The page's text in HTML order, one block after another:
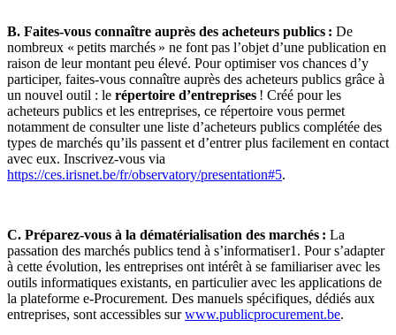
B. Faites-vous connaître auprès des acheteurs publics : De
nombreux « petits marchés » ne font pas l’objet d’une publication en
raison de leur montant peu élevé. Pour optimiser vos chances d’y
participer, faites-vous connaître auprès des acheteurs publics grâce à
un nouvel outil : le répertoire d’entreprises ! Créé pour les
acheteurs publics et les entreprises, ce répertoire vous permet
notamment de consulter une liste d’acheteurs publics complétée des
types de marchés qu’ils passent et d’entrer plus facilement en contact
avec eux. Inscrivez-vous via
https://ces.irisnet.be/fr/observatory/presentation#5.
C. Préparez-vous à la dématérialisation des marchés : La
passation des marchés publics tend à s’informatiser1 . Pour s’adapter
à cette évolution, les entreprises ont intérêt à se familiariser avec les
outils informatiques existants, en particulier avec les applications de
la plateforme e-Procurement. Des manuels spécifiques, dédiés aux
entreprises, sont accessibles surwww.publicprocurement.be.